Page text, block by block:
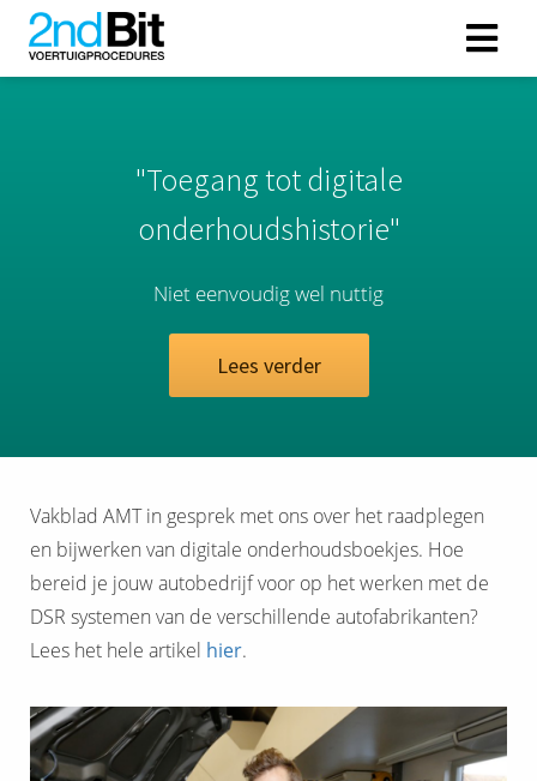
"Toegang tot digitale
onderhoudshistorie"
Niet eenvoudig wel nuttig
Lees verder
Vakblad AMT in gesprek met ons over het raadplegen
en bijwerken van digitale onderhoudsboekjes. Hoe
bereid je jouw autobedrijf voor op het werken met de
DSR systemen van de verschillende autofabrikanten?
Lees het hele artikel hier.